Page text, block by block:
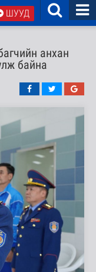
ШУУД
анхан
байна